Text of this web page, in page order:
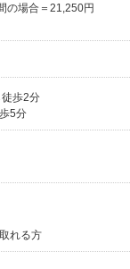
の場合＝21,250円
歩2分
5分
れる方